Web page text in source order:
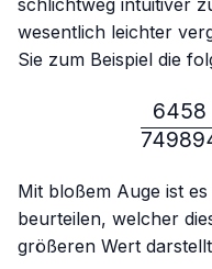
wesentlich leichter
Sie zum Beispiel die
6458
Mit bloßem Auge ist
beurteilen, welcher
größeren Wert